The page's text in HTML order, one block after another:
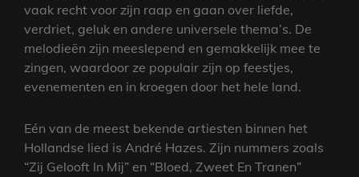
vaak recht voor zijn raap en gaan over liefde,
verdriet, geluk en andere universele thema’s. De
melodieën zijn meeslepend en gemakkelijk mee te
zingen, waardoor ze populair zijn op feestjes,
evenementen en in kroegen door het hele land.
Eén van de meest bekende artiesten binnen het
Hollandse lied is André Hazes. Zijn nummers zoals
“Zij Gelooft In Mij” en “Bloed, Zweet En Tranen”